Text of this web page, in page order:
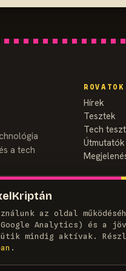
az oldal
Analytics) és a
mindig aktívak.
.
a tech
ROVATOK
Hírek
Tesztek
Tech
Útmutatók